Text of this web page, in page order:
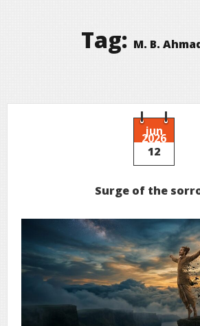
Tag: M. B.
jun
2026
12
Surge of the